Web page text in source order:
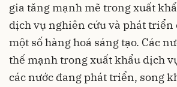
gia tăng mạnh mẽ trong xuất
dịch vụ nghiên cứu và phát triển
một số hàng hoá sáng tạo. Các
thế mạnh trong xuất khẩu dịch
các nước đang phát triển, song